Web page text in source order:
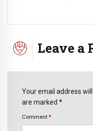
Leave a
Your email address
are marked *
Comment *